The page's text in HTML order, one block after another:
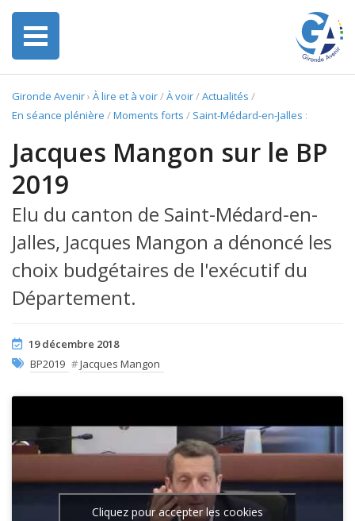
Gironde Avenir› À lire et à voir/À voir/Actualités /
En séance plénière /Moments forts / Saint-Médard-en-Jalles :
Jacques Mangon sur le BP
2019
Elu du canton de Saint-Médard-en-
Jalles, Jacques Mangon a dénoncé les
choix budgétaires de l'exécutif du
Département.
19 décembre 2018
BP2019 #Jacques Mangon
Cliquez pour accepter les cookies